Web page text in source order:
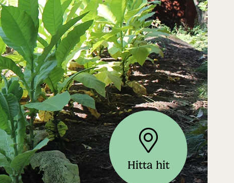
Hitta hit